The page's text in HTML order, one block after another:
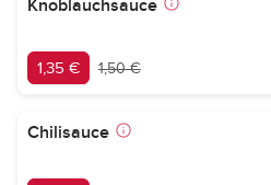
Knoblauchsauce
1,35 € 1,50 €
Chilisauce